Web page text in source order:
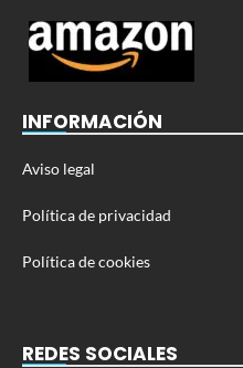
INFORMACIÓN
Aviso legal
Política de privacidad
Política de cookies
REDES SOCIALES